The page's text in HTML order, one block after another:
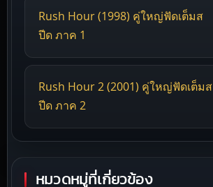
Rush Hour (1998) คู่ใหญ่ฟัดเต็มส
ปีด ภาค 1
Rush Hour 2 (2001) คู่ใหญ่ฟัดเต็มส
ปีด ภาค 2
หมวดหมู่ที่เกี่ยวข้อง